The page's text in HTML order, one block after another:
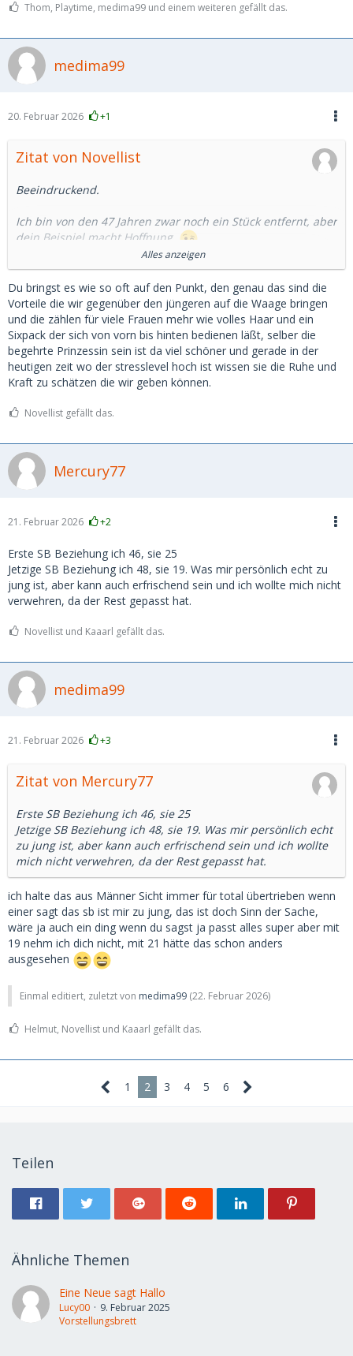
Thom, Playtime, medima99 und einem weiteren gefällt das.
medima99
20. Februar 2026 +1
Zitat von Novellist
Beeindruckend.
Ich bin von den 47 Jahren zwar noch ein Stück entfernt, aber
dein Beispiel macht Hoffnung.
Bei meinen 'nur' 30 Jahren Unterschied merke ich bereits,
wie wertvoll es ist, in völlig unterschiedlichen Lebensphasen
zu stehen. Themen wie Kinder oder die eigene Karriere sind
längst geklärt oder kein Thema mehr, was enormen Druck
rausnimmt. Man hat noch die Energie, mit ihr voll
mitzuhalten (Hotels, Ausflüge, lange Sinnlichkeit, usw.) und
besitzt gleichzeitig die Reife, einer jungen Frau in ihrer Krise
(finanzieller Druck, Job, Wohnung, Partner, Alltagsstress,
zu stehen - eben dort, wo ein Gleichaltriger mit ihren
überfordert wäre wie sie selbst. Diese emotionale Stabilität
und Souveränität können junge Männer den Frauen oft
nicht bieten.
was eine gute Age-Gap-Beziehung ausmacht.
Bei eurer Konstellation vermute ich allerdings, dass du
überdurchschnittlich fit sein musst. Ich nehme an, dass du
ihr nicht nur das Gefühl gibst, eine begehrenswerte Frau zu
sein, sondern für sie auch ein Mentor aus einer völlig
von Verbindung.
Alles anzeigen
Du bringst es wie so oft auf den Punkt, den genau das sind die
Vorteile die wir gegenüber den jüngeren auf die Waage bringen
und die zählen für viele Frauen mehr wie volles Haar und ein
Sixpack der sich von vorn bis hinten bedienen läßt, selber die
begehrte Prinzessin sein ist da viel schöner und gerade in der
heutigen zeit wo der stresslevel hoch ist wissen sie die Ruhe und
Kraft zu schätzen die wir geben können.
Novellist gefällt das.
Mercury77
21. Februar 2026 +2
Erste SB Beziehung ich 46, sie 25
Jetzige SB Beziehung ich 48, sie 19. Was mir persönlich echt zu
jung ist, aber kann auch erfrischend sein und ich wollte mich nicht
verwehren, da der Rest gepasst hat.
Novellist und Kaaarl gefällt das.
medima99
21. Februar 2026 +3
Zitat von Mercury77
Erste SB Beziehung ich 46, sie 25
Jetzige SB Beziehung ich 48, sie 19. Was mir persönlich echt
zu jung ist, aber kann auch erfrischend sein und ich wollte
mich nicht verwehren, da der Rest gepasst hat.
ich halte das aus Männer Sicht immer für total übertrieben wenn
einer sagt das sb ist mir zu jung, das ist doch Sinn der Sache,
wäre ja auch ein ding wenn du sagst ja passt alles super aber mit
19 nehm ich dich nicht, mit 21 hätte das schon anders
ausgesehen
Einmal editiert, zuletzt von medima99 (22. Februar 2026)
Helmut, Novellist und Kaaarl gefällt das.
1 2 3 4 5 6
Teilen
Ähnliche Themen
Eine Neue sagt Hallo
Lucy00
9. Februar 2025
Vorstellungsbrett